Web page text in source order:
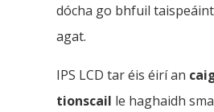
dócha go bhfuil taispeáint
agat.
IPS LCD tar éis éirí an
tionscail le haghaidh